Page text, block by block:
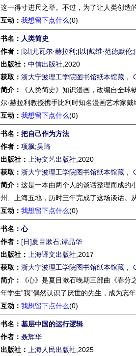
这一得寸进尺之举。不过，为了让人类创造
互动： 我想留下点什么(0)
书名： 人类简史
作者： [以]尤瓦尔·赫拉利 ;[以]戴维·范德默伦;
出版社： 中信出版社 ,2020
获取： 浙大宁波理工学院图书馆纸本馆藏 ，
简介：
《人类简史》知识漫画，改编自全
尔·赫拉利教授携手比利时知名漫画艺术家戴
互动： 我想留下点什么(0)
书名： 把自己作为方法
作者： 项飙;吴琦
出版社：
上海文艺出版社 ,2020
获取： 浙大宁波理工学院图书馆纸本馆藏 ，
简介： 这是一本由两个人的谈话整理而成的
州、上海五地，历时三年完成了这场谈话。
互动： 我想留下点什么(0)
书名： 心
作者： [日]夏目漱石;谭晶华
出版社：
上海译文出版社 ,2017
获取： 浙大宁波理工学院图书馆纸本馆藏 ，
简介：
《心》是夏目漱石晚期三部曲《春
年学生”我”偶然认识了厌世的先生，成为忘
互动： 我想留下点什么(0)
书名： 基层中国的运行逻辑
作者： 聂辉华
出版社：
上海人民出版社 ,2025